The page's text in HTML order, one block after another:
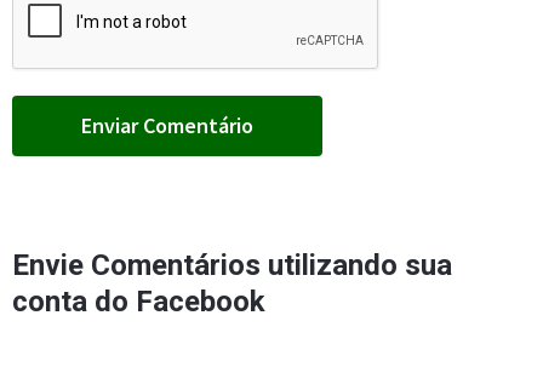
Envie Comentários utilizando sua
conta do Facebook